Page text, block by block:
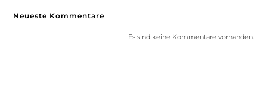
Neueste Kommentare
Es sind keine Kommentare vorhanden.